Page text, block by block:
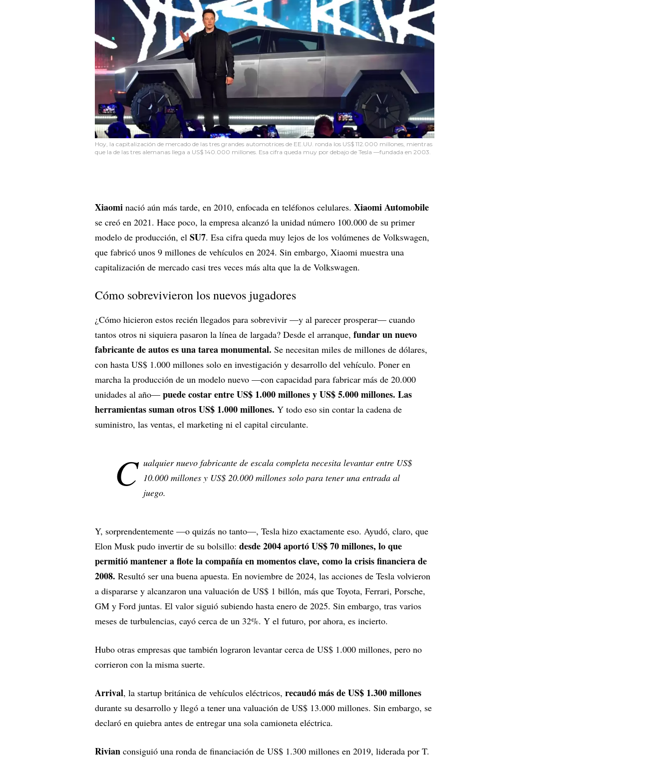
Hoy, la capitalización de mercado de las tres grandes automotrices de EE.UU. ronda los US$ 112.000 millones, mientras
que la de las tres alemanas llega a US$ 140.000 millones. Esa cifra queda muy por debajo de Tesla —fundada en 2003.
Xiaomi nació aún más tarde, en 2010, enfocada en teléfonos celulares. Xiaomi Automobile
se creó en 2021. Hace poco, la empresa alcanzó la unidad número 100.000 de su primer
modelo de producción, el SU7. Esa cifra queda muy lejos de los volúmenes de Volkswagen,
que fabricó unos 9 millones de vehículos en 2024. Sin embargo, Xiaomi muestra una
capitalización de mercado casi tres veces más alta que la de Volkswagen.
Cómo sobrevivieron los nuevos jugadores
¿Cómo hicieron estos recién llegados para sobrevivir —y al parecer prosperar— cuando
tantos otros ni siquiera pasaron la línea de largada? Desde el arranque, fundar un nuevo
fabricante de autos es una tarea monumental. Se necesitan miles de millones de dólares,
con hasta US$ 1.000 millones solo en investigación y desarrollo del vehículo. Poner en
marcha la producción de un modelo nuevo —con capacidad para fabricar más de 20.000
unidades al año— puede costar entre US$ 1.000 millones y US$ 5.000 millones. Las
herramientas suman otros US$ 1.000 millones. Y todo eso sin contar la cadena de
suministro, las ventas, el marketing ni el capital circulante.
C ualquier nuevo fabricante de escala completa necesita levantar entre US$
10.000 millones y US$ 20.000 millones solo para tener una entrada al
juego.
Y, sorprendentemente —o quizás no tanto—, Tesla hizo exactamente eso. Ayudó, claro, que
Elon Musk pudo invertir de su bolsillo: desde 2004 aportó US$ 70 millones, lo que
permitió mantener a flote la compañía en momentos clave, como la crisis financiera de
2008. Resultó ser una buena apuesta. En noviembre de 2024, las acciones de Tesla volvieron
a dispararse y alcanzaron una valuación de US$ 1 billón, más que Toyota, Ferrari, Porsche,
GM y Ford juntas. El valor siguió subiendo hasta enero de 2025. Sin embargo, tras varios
meses de turbulencias, cayó cerca de un 32%. Y el futuro, por ahora, es incierto.
Hubo otras empresas que también lograron levantar cerca de US$ 1.000 millones, pero no
corrieron con la misma suerte.
Arrival, la startup británica de vehículos eléctricos, recaudó más de US$ 1.300 millones
durante su desarrollo y llegó a tener una valuación de US$ 13.000 millones. Sin embargo, se
declaró en quiebra antes de entregar una sola camioneta eléctrica.
Rivian consiguió una ronda de financiación de US$ 1.300 millones en 2019, liderada por T.